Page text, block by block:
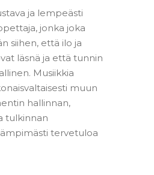
ja lempeästi
jonka joka
siihen, että ilo ja
läsnä ja että tunnin
Musiikkia
muun
hallinnan,
tulkinnan
tervetuloa